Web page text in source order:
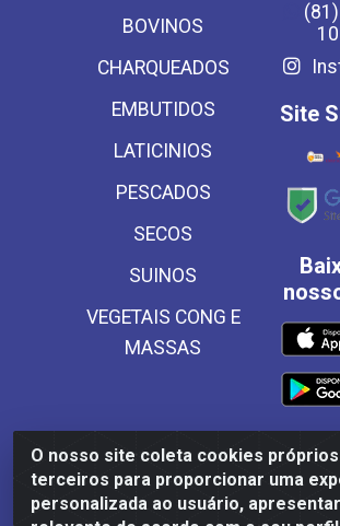
O nosso site coleta cookies
terceiros para proporcionar uma
personalizada ao usuário,
BOVINOS
CHARQUEADOS
EMBUTIDOS
LATICINIOS
PESCADOS
SECOS
SUINOS
VEGETAIS CONG E
MASSAS
Site
Frinscal - Distribuidora e Importadora de
Rodovia BR 101 Sul Km 187, 310
Palmares/PE - CEP 55540-000 - CNPJ